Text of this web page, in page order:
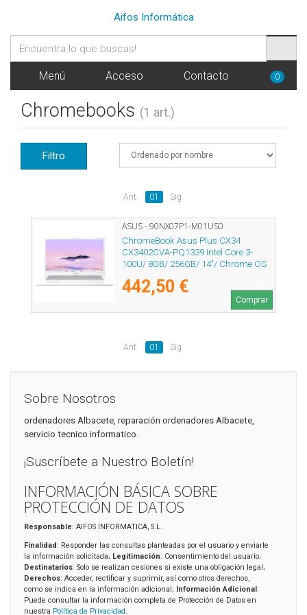
Aifos Informática
Menú Acceso Contacto 0
Chromebooks (1 art.)
Filtro
Ant. 01 Sig.
ASUS - 90NX07P1-M01US0
ChromeBook Asus Plus CX34
CX3402CVA-PQ1339 Intel Core 3-
100U/ 8GB/ 256GB/ 14"/ Chrome OS
442,50 €
Comprar
Ant. 01 Sig.
Sobre Nosotros
ordenadores Albacete, reparación ordenadores Albacete,
servicio tecnico informatico.
¡Suscríbete a Nuestro Boletín!
INFORMACIÓN BÁSICA SOBRE
PROTECCIÓN DE DATOS
Responsable: AIFOS INFORMATICA, S.L.
Finalidad: Responder las consultas planteadas por el usuario y enviarle
la información solicitada; Legitimación: Consentimiento del usuario;
Destinatarios: Solo se realizan cesiones si existe una obligación legal;
Derechos: Acceder, rectificar y suprimir, así como otros derechos,
como se indica en la información adicional; Información Adicional:
Puede consultar la información completa de Protección de Datos en
nuestra Política de Privacidad.